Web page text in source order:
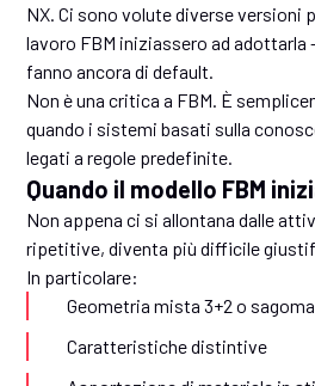
NX. Ci sono volute diverse versioni
lavoro FBM iniziassero ad adottarla
fanno ancora di default.
Non è una critica a FBM. È
quando i sistemi basati sulla
legati a regole predefinite.
Quando il modello FBM
Non appena ci si allontana dalle
ripetitive, diventa più difficile
In particolare:
Geometria mista 3+2 o
Caratteristiche distintive